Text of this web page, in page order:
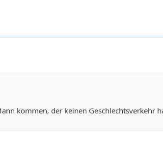
kommen, der keinen Geschlechtsverkehr